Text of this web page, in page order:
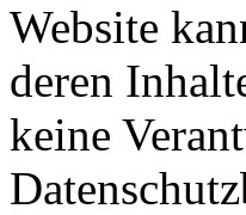
Website
deren
keine